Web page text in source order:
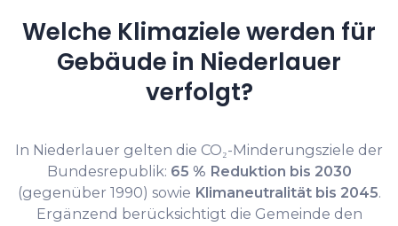
Welche Klimaziele werden für
Gebäude in Niederlauer
verfolgt?
In Niederlauer gelten die CO₂-Minderungsziele der
Bundesrepublik: 65 % Reduktion bis 2030
(gegenüber 1990) sowie Klimaneutralität bis 2045.
Ergänzend berücksichtigt die Gemeinde den